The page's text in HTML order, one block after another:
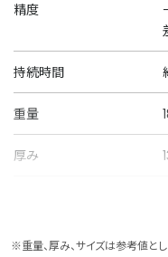
精度
持続時間
重量
厚み
ケース素材
※重量、厚み、サイズは参考値とし